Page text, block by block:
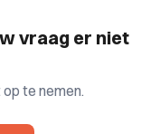
vraag er niet
te nemen.